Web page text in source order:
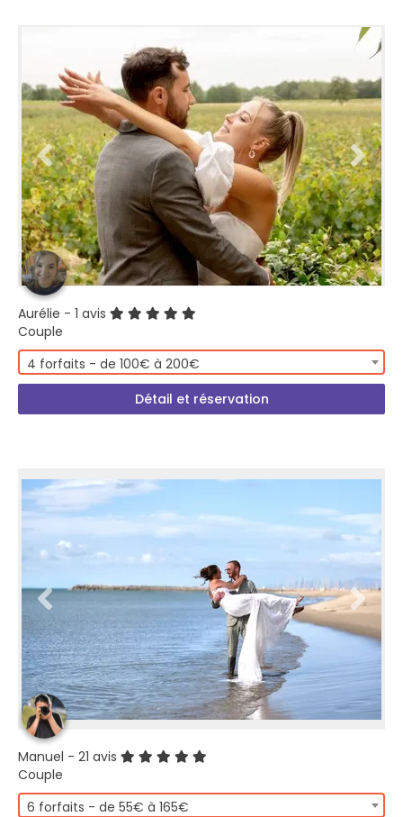
Aurélie - 1 avis
Couple
4 forfaits - de 100€ à 200€
Détail et réservation
Manuel - 21 avis
Couple
6 forfaits - de 55€ à 165€